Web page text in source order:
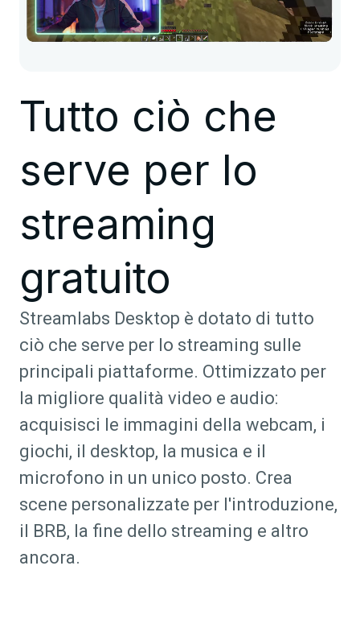
Tutto ciò che
serve per lo
streaming
gratuito
Streamlabs Desktop è dotato di tutto
ciò che serve per lo streaming sulle
principali piattaforme. Ottimizzato per
la migliore qualità video e audio:
acquisisci le immagini della webcam, i
giochi, il desktop, la musica e il
microfono in un unico posto. Crea
scene personalizzate per l'introduzione,
il BRB, la fine dello streaming e altro
ancora.